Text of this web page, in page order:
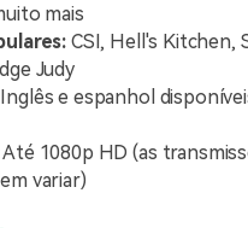
mais
CSI, Hell's Kitchen,
Judy
e espanhol
Até 1080p HD (as
variar)